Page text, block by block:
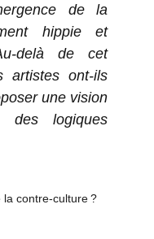
de la
hippie et
delà de cet
artistes ont-ils
une vision
logiques
contre-culture ?